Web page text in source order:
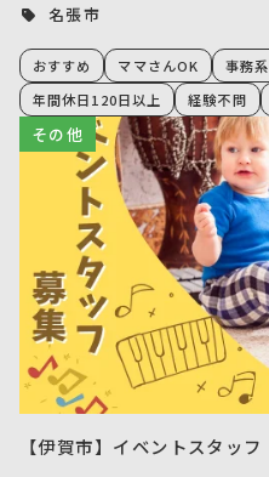
名張市
おすすめ ママさんOK 事務
年間休日120日以上
経験不問
その他
【伊賀市】イベントスタッフ